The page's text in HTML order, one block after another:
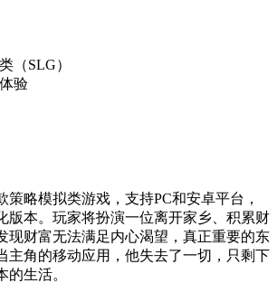
（SLG）
验
策略模拟类游戏，支持PC和安卓平台，
版本。玩家将扮演一位离开家乡、积累财
现财富无法满足内心渴望，真正重要的东
主角的移动应用，他失去了一切，只剩下
的生活。